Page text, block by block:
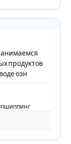
продуктов
озн